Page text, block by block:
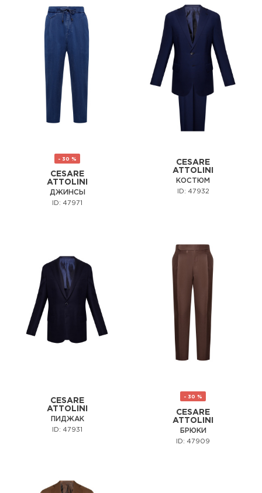
- 30 %
CESARE
ATTOLINI
ДЖИНСЫ
ID: 47971
CESARE
ATTOLINI
КОСТЮМ
ID: 47932
CESARE
ATTOLINI
ПИДЖАК
ID: 47931
- 30 %
CESARE
ATTOLINI
БРЮКИ
ID: 47909